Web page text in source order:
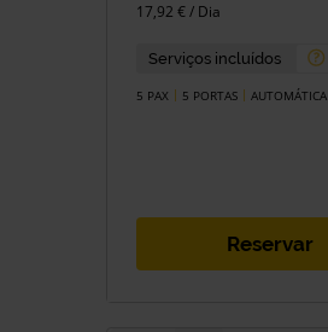
17,92 € / Dia
Serviços incluídos
5 PAX 5 PORTAS AUTOMÁTICA
Reservar